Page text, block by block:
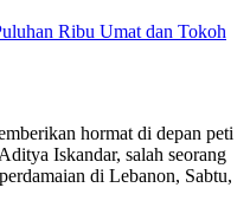
Ribu Umat dan Tokoh